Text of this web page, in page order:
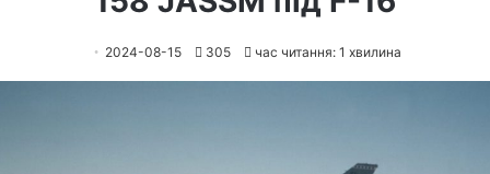
2024-08-15 305 час читання: 1 хвилина